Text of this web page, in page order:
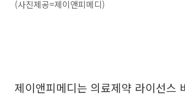
(사진제공=제이앤피메디)
제이앤피메디는 의료제약 라이선스